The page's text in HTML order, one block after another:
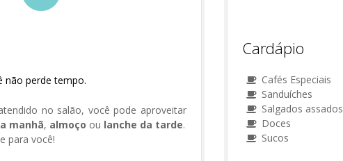
não perde tempo.
no salão, você pode aproveitar
manhã, almoço ou lanche da tarde.
para você!
Cardápio
Cafés Especiais
Sanduíches
Salgados assados
Doces
Sucos